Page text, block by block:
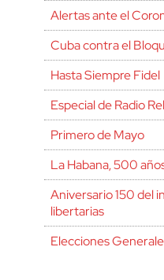
Alertas ante el
Cuba contra el
Hasta Siempre Fidel
Especial de Radio
Primero de Mayo
La Habana, 500
Aniversario 150 del
libertarias
Elecciones